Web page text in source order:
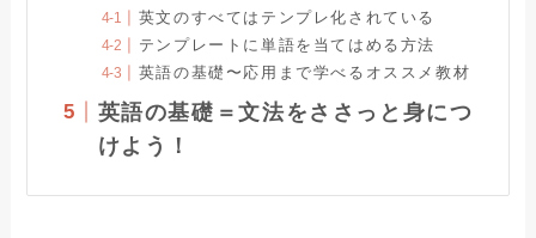
英文のすべてはテンプレ化されている
テンプレートに単語を当てはめる方法
英語の基礎〜応用まで学べるオススメ教材
英語の基礎＝文法をささっと身につ
けよう！